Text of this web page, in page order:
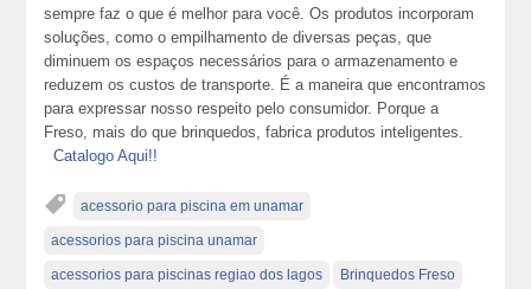
sempre faz o que é melhor para você. Os produtos incorporam
soluções, como o empilhamento de diversas peças, que
diminuem os espaços necessários para o armazenamento e
reduzem os custos de transporte. É a maneira que encontramos
para expressar nosso respeito pelo consumidor. Porque a
Freso, mais do que brinquedos, fabrica produtos inteligentes.
Catalogo Aqui!!
acessorio para piscina em unamar
acessorios para piscina unamar
acessorios para piscinas regiao dos lagos Brinquedos Freso